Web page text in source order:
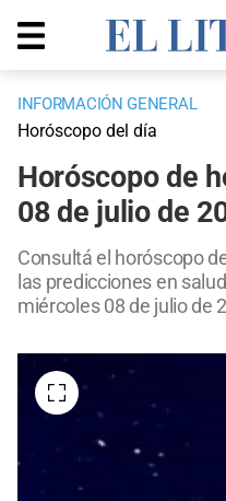
INFORMACIÓN GENERAL
Horóscopo del día
Horóscopo de
08 de julio de
Consultá el horóscopo
las predicciones en
miércoles 08 de julio de